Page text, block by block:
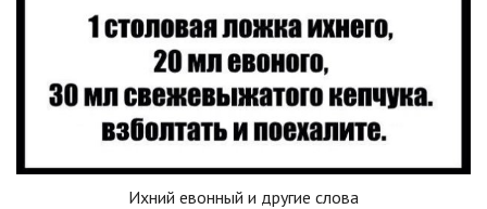
Ихний евонный и другие слова